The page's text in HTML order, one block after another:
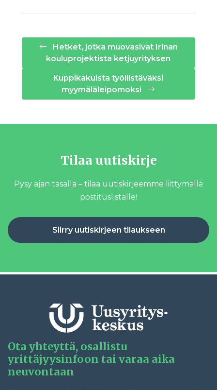
Hetket, jotka muovasivat Irinan
kouluprojektista ketjuyrityksen
Kuppikakuista työllistäväksi
myymäläleipomoksi
Tilaa uutiskirje
Pysy ajan tasalla – tilaa uutiskirjeemme liittymällä
postituslistalle!
Siirry uutiskirjeen tilaukseen
Ota yhteyttä, osallistu
yrittäjyysinfoon tai varaa aika
neuvontaan